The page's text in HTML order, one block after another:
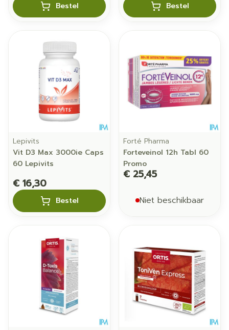
Bestel Bestel
Lepivits
Vit D3 Max 3000ie Caps
60 Lepivits
€ 16,30
Bestel
Forté Pharma
Forteveinol 12h Tabl 60
Promo
€ 25,45
Niet beschikbaar